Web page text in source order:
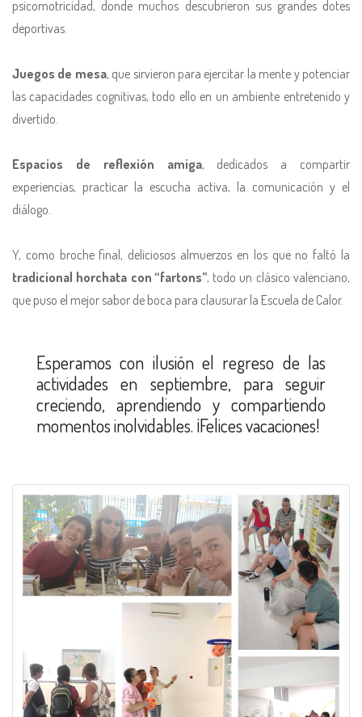
psicomotricidad, donde muchos descubrieron sus grandes dotes
deportivas.
Juegos de mesa, que sirvieron para ejercitar la mente y potenciar
las capacidades cognitivas, todo ello en un ambiente entretenido y
divertido.
Espacios de reflexión amiga, dedicados a compartir
experiencias, practicar la escucha activa, la comunicación y el
diálogo.
Y, como broche final, deliciosos almuerzos en los que no faltó la
tradicional horchata con “fartons”, todo un clásico valenciano,
que puso el mejor sabor de boca para clausurar la Escuela de Calor.
Esperamos con ilusión el regreso de las
actividades en septiembre, para seguir
creciendo, aprendiendo y compartiendo
momentos inolvidables. ¡Felices vacaciones!